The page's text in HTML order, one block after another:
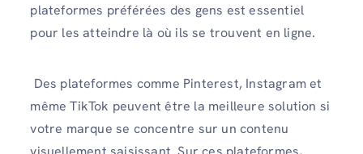
plateformes préférées des gens est essentiel
pour les atteindre là où ils se trouvent en ligne.
Des plateformes comme Pinterest, Instagram et
même TikTok peuvent être la meilleure solution si
votre marque se concentre sur un contenu